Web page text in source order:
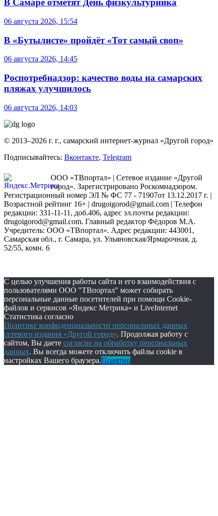
В Самаре отметят День физкультурника
06 августа 2026, 15:54
В «Бутылисте» пройдёт «Тот самый своп»
06 августа 2026, 14:45
Роспотребнадзор: качество воды на самарских
пляжах улучшилось
06 августа 2026, 14:03
© 2013–2026 г. г., самарский интернет-журнал «Другой город»
Подписывайтесь: Вконтакте, Telegram
ООО «ТВпортал» | Сетевое издание «Другой
город». Зарегистрировано Роскомнадзором.
Регистрационный номер ЭЛ № ФС 77 - 71907от 13.12.2017 г. |
Возрастной рейтинг 16+ | drugoigorod@gmail.com | Телефон
редакции: 331-11-11, доб.406, адрес эл.почты редакции:
drugoigorod@gmail.com. Главный редактор Фёдоров М.А.
Учредитель: ООО «ТВпортал». Адрес редакции: 443001,
Самарская обл., г. Самара, ул. Ульяновская/Ярмарочная, д.
52/55, комн. 6
С целью улучшения работы сайта и его взаимодействия с
пользователями ООО "ТВпортал" может собирать
персональные данные посетителей при помощи Cookie-
файлов и сервисов «Яндекс Метрика» и LiveInternet
Статистика согласно
Политике конфиденциальности персональных данных
сетевого издания «Другой город». Продолжая работу с
сайтом, Вы даете согласие на обработку персональных
данных. Вы всегда можете отключить файлы cookie в
настройках Вашего браузера.Понятно